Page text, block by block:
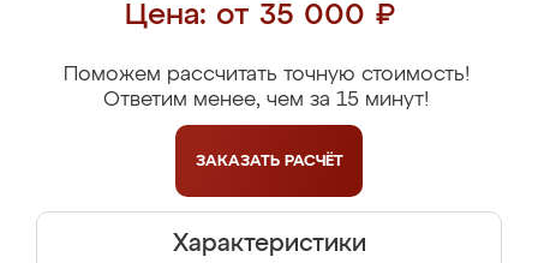
Цена: от 35 000 ₽
Поможем рассчитать точную стоимость!
Ответим менее, чем за 15 минут!
ЗАКАЗАТЬ РАСЧЁТ
Характеристики